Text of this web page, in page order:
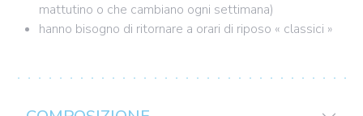
mattutino o che cambiano ogni settimana)
hanno bisogno di ritornare a orari di riposo « classici »